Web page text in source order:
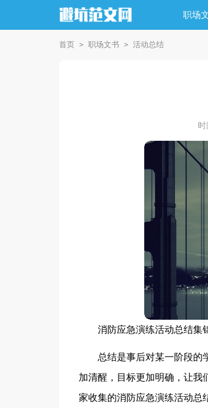
职场
首页 > 职场文书 > 活动总结
时
消防应急演练活动总结集
总结是事后对某一阶段的
加清醒，目标更加明确，让我
家收集的消防应急演练活动总